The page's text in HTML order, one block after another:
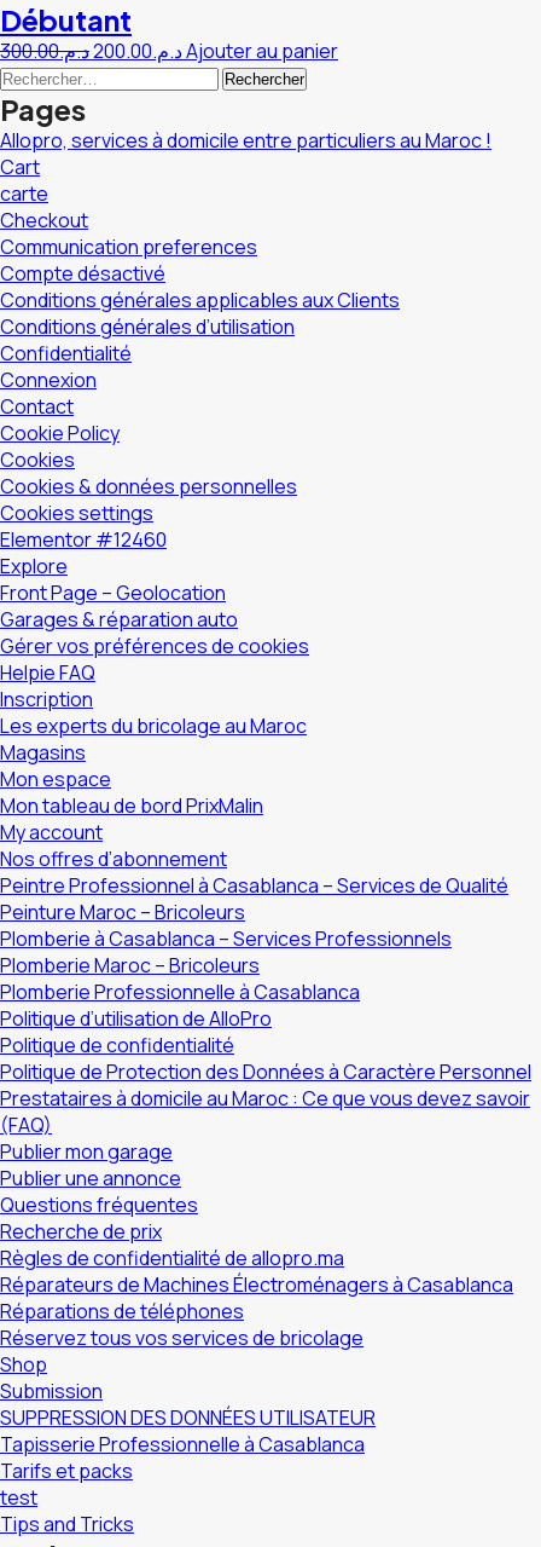
Débutant
د.م.300.00
Le
prix
était :
د.م.300.00.
د.م.200.00
Le
prix
est :
د.م.200.00.
Ajouter au panier
Rechercher :
Pages
Allopro, services à domicile entre particuliers au Maroc !
Cart
carte
Checkout
Communication preferences
Compte désactivé
Conditions générales applicables aux Clients
Conditions générales d’utilisation
Confidentialité
Connexion
Contact
Cookie Policy
Cookies
Cookies & données personnelles
Cookies settings
Elementor #12460
Explore
Front Page – Geolocation
Garages & réparation auto
Gérer vos préférences de cookies
Helpie FAQ
Inscription
Les experts du bricolage au Maroc
Magasins
Mon espace
Mon tableau de bord PrixMalin
My account
Nos offres d’abonnement
Peintre Professionnel à Casablanca – Services de Qualité
Peinture Maroc – Bricoleurs
Plomberie à Casablanca – Services Professionnels
Plomberie Maroc – Bricoleurs
Plomberie Professionnelle à Casablanca
Politique d’utilisation de AlloPro
Politique de confidentialité
Politique de Protection des Données à Caractère Personnel
Prestataires à domicile au Maroc : Ce que vous devez savoir
(FAQ)
Publier mon garage
Publier une annonce
Questions fréquentes
Recherche de prix
Règles de confidentialité de allopro.ma
Réparateurs de Machines Électroménagers à Casablanca
Réparations de téléphones
Réservez tous vos services de bricolage
Shop
Submission
SUPPRESSION DES DONNÉES UTILISATEUR
Tapisserie Professionnelle à Casablanca
Tarifs et packs
test
Tips and Tricks